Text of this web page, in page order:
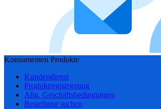
Konsumenten Produkte
Kundendienst
Produktregistrierung
Allg. Geschäftsbedingungen
Bestellung suchen